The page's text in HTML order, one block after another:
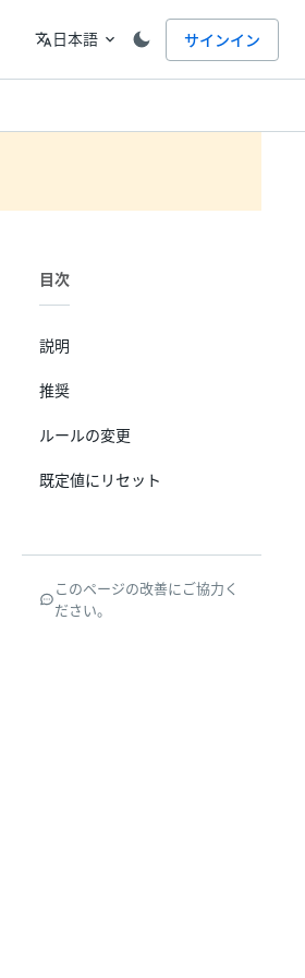
言語
translate日本語 expand_more サインイン
目次
説明
推奨
ルールの変更
既定値にリセット
このページの改善にご協力く
ださい。